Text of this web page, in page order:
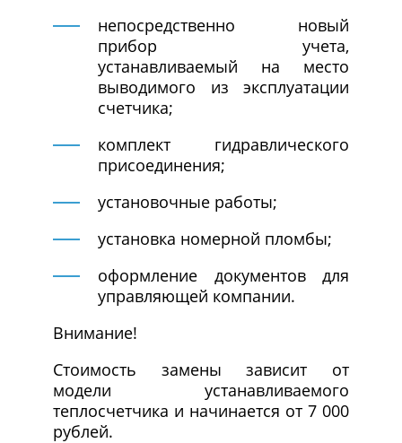
непосредственно новый
прибор учета,
устанавливаемый на место
выводимого из эксплуатации
счетчика;
комплект гидравлического
присоединения;
установочные работы;
установка номерной пломбы;
оформление документов для
управляющей компании.
Внимание!
Стоимость замены зависит от
модели устанавливаемого
теплосчетчика и начинается от 7 000
рублей.